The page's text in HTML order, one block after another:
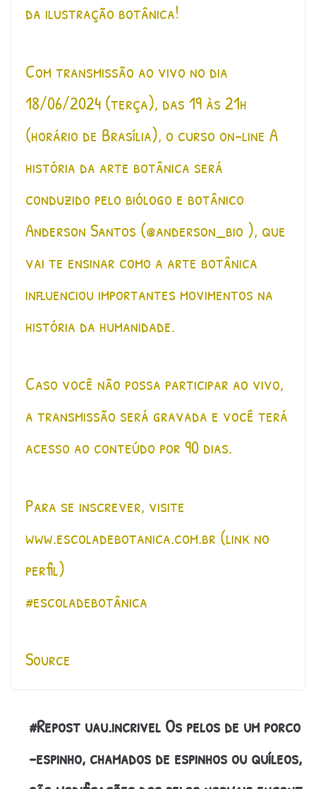
da ilustração botânica!
Com transmissão ao vivo no dia
18/06/2024 (terça), das 19 às 21h
(horário de Brasília), o curso on-line A
história da arte botânica será
conduzido pelo biólogo e botânico
Anderson Santos (@anderson_bio ), que
vai te ensinar como a arte botânica
influenciou importantes movimentos na
história da humanidade.
Caso você não possa participar ao vivo,
a transmissão será gravada e você terá
acesso ao conteúdo por 90 dias.
Para se inscrever, visite
www.escoladebotanica.com.br (link no
perfil)
#escoladebotânica
Source
#Repost uau.incrivel Os pelos de um porco
-espinho, chamados de espinhos ou quíleos,